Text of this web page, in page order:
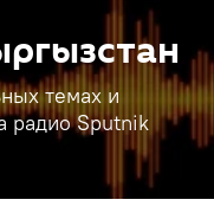
темах и
радио Sputnik